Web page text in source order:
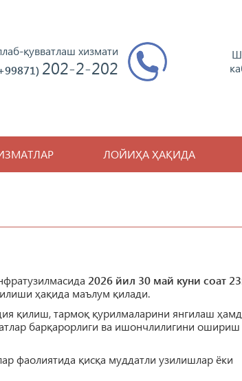
ЛОЙИҲА ҲАҚИДА
қувватлаш хизмати
202-2-202
2026 йил 30 май куни соат
ҳақида маълум қилади.
қилиш, тармоқ қурилмаларини янгилаш
барқарорлиги ва ишончлилигини ошириш
фаолиятида қисқа муддатли узилишлар ёки